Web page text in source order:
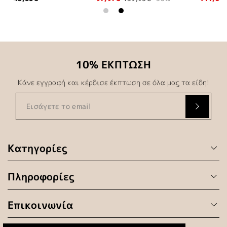
Κατηγορίες
Πληροφορίες
Επικοινωνία
10% ΕΚΠΤΩΣΗ
Κάνε εγγραφή και κέρδισε έκπτωση σε όλα μας τα είδη!